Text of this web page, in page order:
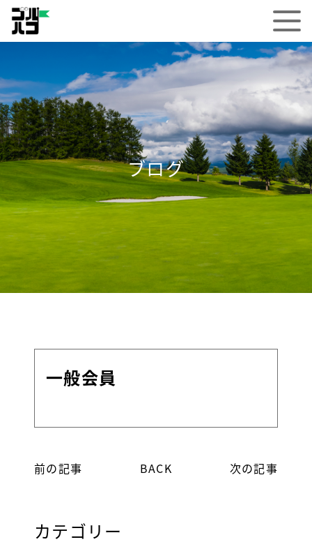
HOME
ブログ
ゴルハコとは
事業紹介
店舗紹介
料金プラン
お問い合わせ
ブログ
一般会員
前の記事 BACK 次の記事
カテゴリー